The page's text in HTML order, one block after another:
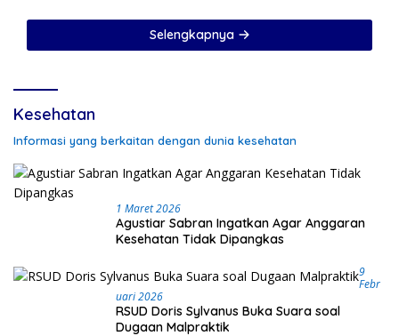
Selengkapnya
Kesehatan
Informasi yang berkaitan dengan dunia kesehatan
1 Maret 2026
Agustiar Sabran Ingatkan Agar Anggaran
Kesehatan Tidak Dipangkas
9
Febr
Uari 2026
RSUD Doris Sylvanus Buka Suara soal
Dugaan Malpraktik